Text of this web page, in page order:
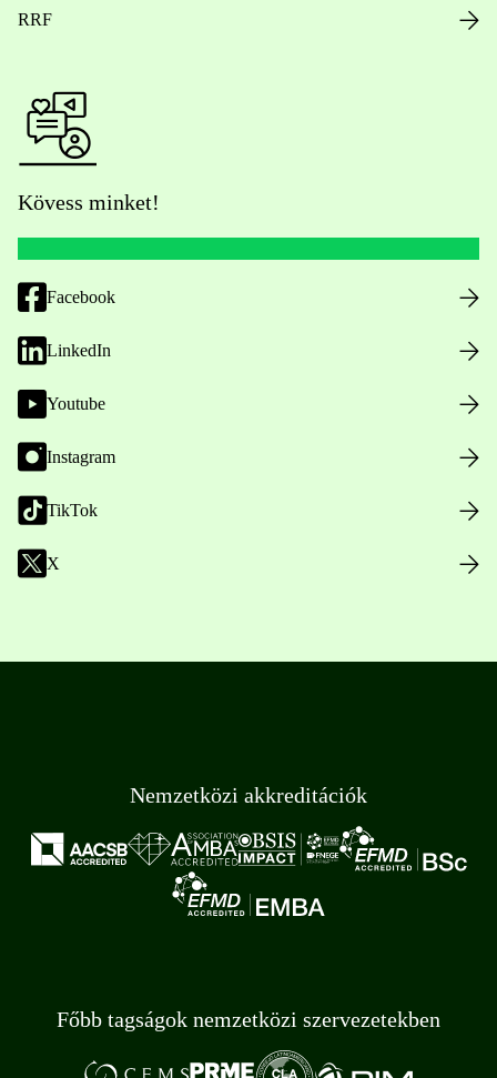
RRF
Kövess minket!
Facebook
LinkedIn
Youtube
Instagram
TikTok
X
Nemzetközi akkreditációk
Főbb tagságok nemzetközi szervezetekben